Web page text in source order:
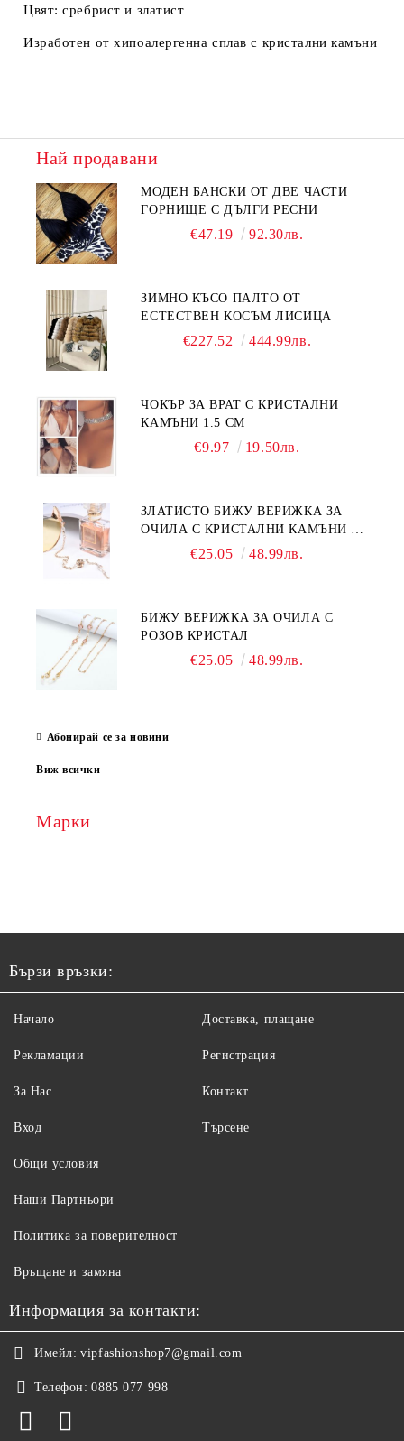
Цвят: сребрист и златист
Изработен от хипоалергенна сплав с кристални камъни
Най продавани
МОДЕН БАНСКИ ОТ ДВЕ ЧАСТИ
ГОРНИЩЕ С ДЪЛГИ РЕСНИ
€47.19 92.30лв.
ЗИМНО КЪСО ПАЛТО ОТ
ЕСТЕСТВЕН КОСЪМ ЛИСИЦА
€227.52 444.99лв.
ЧОКЪР ЗА ВРАТ С КРИСТАЛНИ
КАМЪНИ 1.5 СМ
€9.97 19.50лв.
ЗЛАТИСТО БИЖУ ВЕРИЖКА ЗА
ОЧИЛА С КРИСТАЛНИ КАМЪНИ И
€25.05 48.99лв.
БИЖУ ВЕРИЖКА ЗА ОЧИЛА С
РОЗОВ КРИСТАЛ
€25.05 48.99лв.
Абонирай се за новини
Виж всички
Марки
Бързи връзки:
Начало
Рекламации
За Нас
Вход
Доставка, плащане
Регистрация
Контакт
Търсене
Общи условия
Наши Партньори
Политика за поверителност
Връщане и замяна
Информация за контакти:
Имейл: vipfashionshop7@gmail.com
Телефон: 0885 077 998